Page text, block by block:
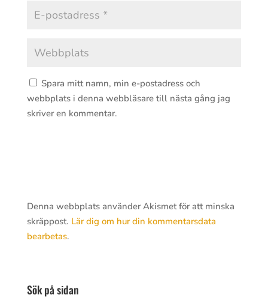
Spara mitt namn, min e-postadress och
webbplats i denna webbläsare till nästa gång jag
skriver en kommentar.
Denna webbplats använder Akismet för att minska
skräppost. Lär dig om hur din kommentarsdata
bearbetas.
Sök på sidan